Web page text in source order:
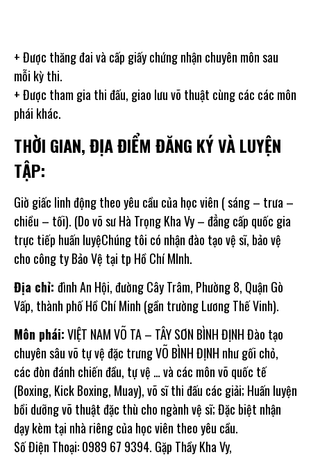
+ Được thăng đai và cấp giấy chứng nhận chuyên môn sau
mỗi kỳ thi.
+ Được tham gia thi đấu, giao lưu võ thuật cùng các các môn
phái khác.
THỜI GIAN, ĐỊA ĐIỂM ĐĂNG KÝ VÀ LUYỆN
TẬP:
Giờ giấc linh động theo yêu cầu của học viên ( sáng – trưa –
chiều – tối). (Do võ sư Hà Trọng Kha Vy – đẳng cấp quốc gia
trực tiếp huấn luyệChúng tôi có nhận đào tạo vệ sĩ, bảo vệ
cho công ty Bảo Vệ tại tp Hồ Chí MInh.
Địa chỉ: đình An Hội, đường Cây Trâm, Phường 8, Quận Gò
Vấp, thành phố Hồ Chí Minh (gần trường Lương Thế Vinh).
Môn phái:VIỆT NAM VÕ TA – TÂY SƠN BÌNH ĐỊNH Đào tạo
chuyên sâu võ tự vệ đặc trưng VÕ BÌNH ĐỊNH như gối chỏ,
các đòn đánh chiến đầu, tự vệ … và các môn võ quốc tế
(Boxing, Kick Boxing, Muay), võ sĩ thi đấu các giải; Huấn luyện
bồi dưỡng võ thuật đặc thù cho ngành vệ sĩ; Đặc biệt nhận
dạy kèm tại nhà riêng của học viên theo yêu cầu.
Số Điện Thoại: 0989 67 9394. Gặp Thầy Kha Vy,